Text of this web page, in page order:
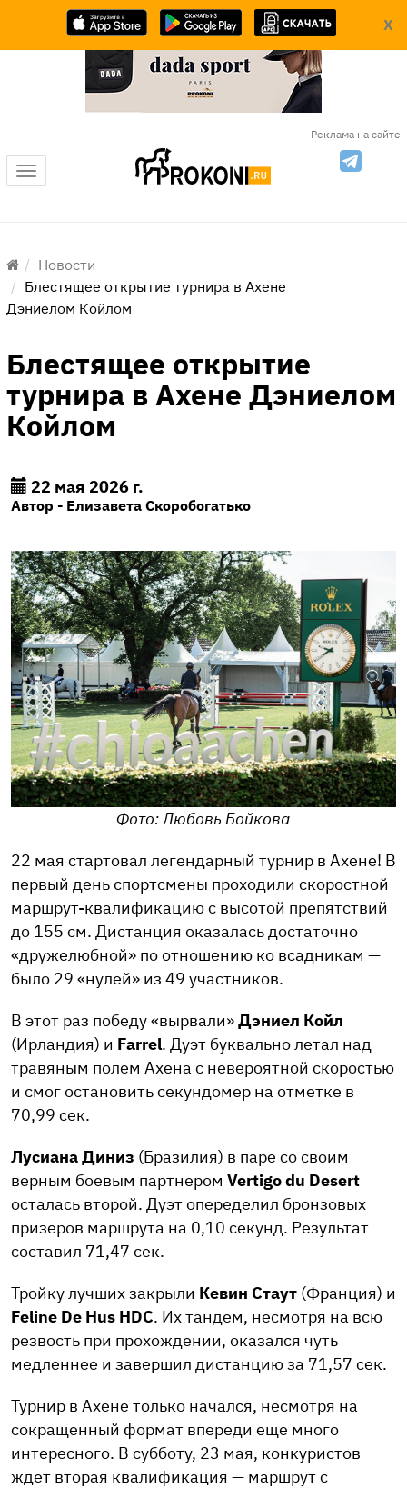
X
Реклама на сайте
Меню
Новости
Блестящее открытие турнира в Ахене
Дэниелом Койлом
Блестящее открытие
турнира в Ахене Дэниелом
Койлом
22 мая 2026 г.
Автор - Елизавета Скоробогатько
Фото: Любовь Бойкова
22 мая стартовал легендарный турнир в Ахене! В
первый день спортсмены проходили скоростной
маршрут-квалификацию с высотой препятствий
до 155 см. Дистанция оказалась достаточно
«дружелюбной» по отношению ко всадникам —
было 29 «нулей» из 49 участников.
В этот раз победу «вырвали»Дэниел Койл
(Ирландия) и Farrel. Дуэт буквально летал над
травяным полем Ахена с невероятной скоростью
и смог остановить секундомер на отметке в
70,99 сек.
Лусиана Диниз (Бразилия) в паре со своим
верным боевым партнером Vertigo du Desert
осталась второй. Дуэт опеределил бронзовых
призеров маршрута на 0,10 секунд. Результат
составил 71,47 сек.
Тройку лучших закрыли Кевин Стаут (Франция) и
Feline De Hus HDC. Их тандем, несмотря на всю
резвость при прохождении, оказался чуть
медленнее и завершил дистанцию за 71,57 сек.
Турнир в Ахене только начался, несмотря на
сокращенный формат впереди еще много
интересного. В субботу, 23 мая, конкуристов
ждет вторая квалификация — маршрут с